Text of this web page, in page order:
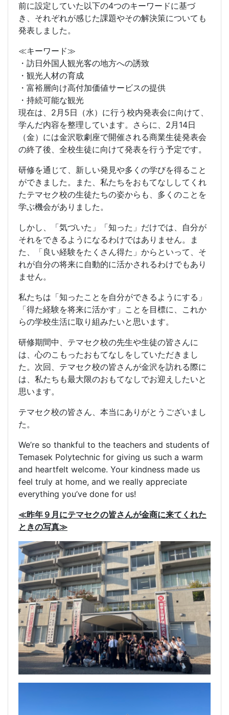
前に設定していた以下の4つのキーワードに基づ
き、それぞれが感じた課題やその解決策についても
発表しました。
≪キーワード≫
・訪日外国人観光客の地方への誘致
・観光人材の育成
・富裕層向け高付加価値サービスの提供
・持続可能な観光
現在は、2月5日（水）に行う校内発表会に向けて、
学んだ内容を整理しています。さらに、2月14日
（金）には金沢歌劇座で開催される商業生徒発表会
の終了後、全校生徒に向けて発表を行う予定です。
研修を通じて、新しい発見や多くの学びを得ること
ができました。また、私たちをおもてなししてくれ
たテマセク校の生徒たちの姿からも、多くのことを
学ぶ機会がありました。
しかし、「気づいた」「知った」だけでは、自分が
それをできるようになるわけではありません。ま
た、「良い経験をたくさん得た」からといって、そ
れが自分の将来に自動的に活かされるわけでもあり
ません。
私たちは「知ったことを自分ができるようにする」
「得た経験を将来に活かす」ことを目標に、これか
らの学校生活に取り組みたいと思います。
研修期間中、テマセク校の先生や生徒の皆さんに
は、心のこもったおもてなしをしていただきまし
た。次回、テマセク校の皆さんが金沢を訪れる際に
は、私たちも最大限のおもてなしでお迎えしたいと
思います。
テマセク校の皆さん、本当にありがとうございまし
た。
We’re so thankful to the teachers and students of
Temasek Polytechnic for giving us such a warm
and heartfelt welcome. Your kindness made us
feel truly at home, and we really appreciate
everything you’ve done for us!
≪昨年９月にテマセクの皆さんが金商に来てくれた
ときの写真≫